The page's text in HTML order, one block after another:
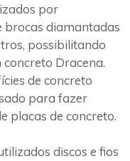
por
brocas diamantadas
possibilitando
Dracena.
de concreto
para fazer
placas de concreto.
discos e fios